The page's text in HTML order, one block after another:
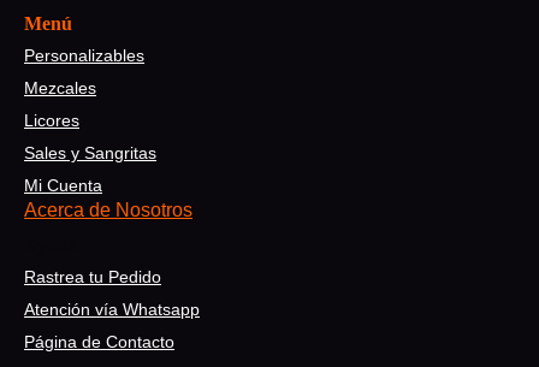
Menú
Personalizables
Mezcales
Licores
Sales y Sangritas
Mi Cuenta
Acerca de Nosotros
Rastrea tu Pedido
Atención vía Whatsapp
Página de Contacto